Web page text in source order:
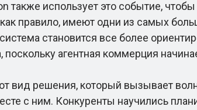
использует это событие,
правило, имеют одни из самых
становится все более
агентная коммерция
вид решения, который вызывает
с ним. Конкуренты научились